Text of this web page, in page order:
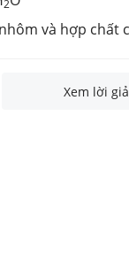
2
và hợp chất
Xem lời